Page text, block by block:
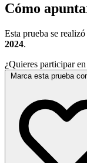
Cómo
Esta prueba se
2024.
¿Quieres participar
Marca esta prueba